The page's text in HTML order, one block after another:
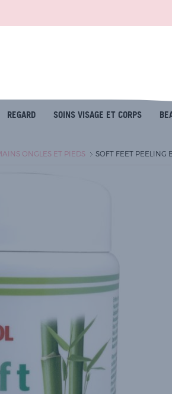
REGARD SOINS VISAGE ET CORPS
ONGLES ET PIEDS SOFT FEET PEELING